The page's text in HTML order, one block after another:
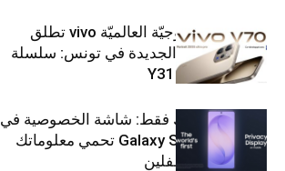
العلامة التّكنولوجيّة العالميّة vivo تطلق
هواتفها الذكيّة الجديدة في تونس: سلسلة
V70 وسلسلة Y31
شاشتك، لعينيك فقط: شاشة الخصوصية في
جهاز Galaxy S26 Ultra تحمي معلوماتك
من أعين المتطفلين